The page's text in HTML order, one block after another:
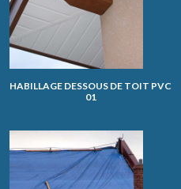
HABILLAGE DESSOUS DE TOIT PVC
01